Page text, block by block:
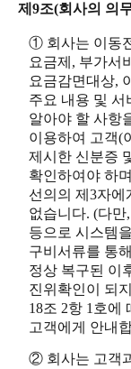
제9조(회사의 의
① 회사는 이동
요금제, 부가서
요금감면대상,
주요 내용 및 서
알아야 할 사항
이용하여 고객(
제시한 신분증
확인하여야 하
선의의 제3자에
없습니다. (다
등으로 시스템
구비서류를 통
정상 복구된 이
진위확인이 되
18조 2항 1호에
고객에게 안내
② 회사는 고객